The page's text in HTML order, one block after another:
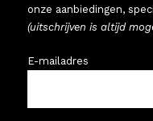
onze aanbiedingen,
(uitschrijven is altijd
E-mailadres